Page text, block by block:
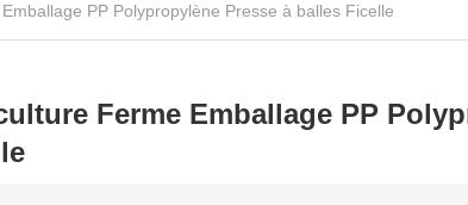
PP Polypropylène Presse à balles Ficelle
Ferme Emballage PP